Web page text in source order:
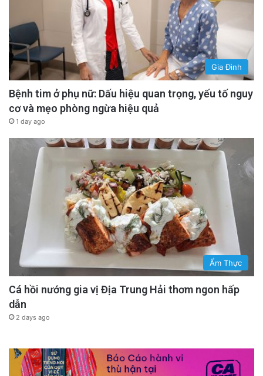
Gia Đình
Bệnh tim ở phụ nữ: Dấu hiệu quan trọng, yếu tố nguy
cơ và mẹo phòng ngừa hiệu quả
1 day ago
Ẩm Thực
Cá hồi nướng gia vị Địa Trung Hải thơm ngon hấp
dẫn
2 days ago